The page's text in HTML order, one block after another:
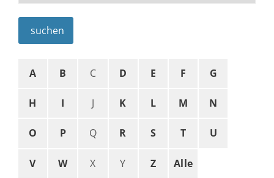
suchen
A B C D E F G
H I J K L M N
O P Q R S T U
V W X Y Z Alle